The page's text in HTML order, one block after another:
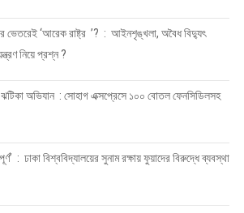
ভেতরেই ‘আরেক রাষ্ট্র ’? : আইনশৃঙ্খলা, অবৈধ বিদ্যুৎ
নিয়ে প্রশ্ন ?
ঝটিকা অভিযান : সোহাগ এক্সপ্রেসে ১০০ বোতল ফেনসিডিলসহ
: ঢাকা বিশ্ববিদ্যালয়ের সুনাম রক্ষায় ফুয়াদের বিরুদ্ধে ব্যবস্থা